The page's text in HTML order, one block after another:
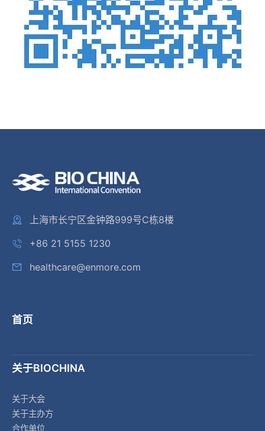
上海市长宁区金钟路999号C栋8楼
+86 21 5155 1230
healthcare@enmore.com
首页
关于BIOCHINA
关于大会
关于主办方
合作单位